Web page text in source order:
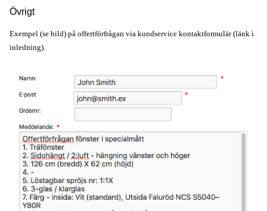
Övrigt
Exempel (se bild) på offertförfrågan via kundservice kontaktformulär (länk i
inledning).